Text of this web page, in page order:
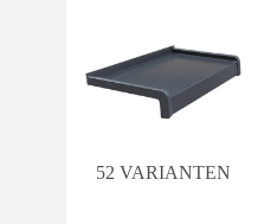
52 VARIANTEN